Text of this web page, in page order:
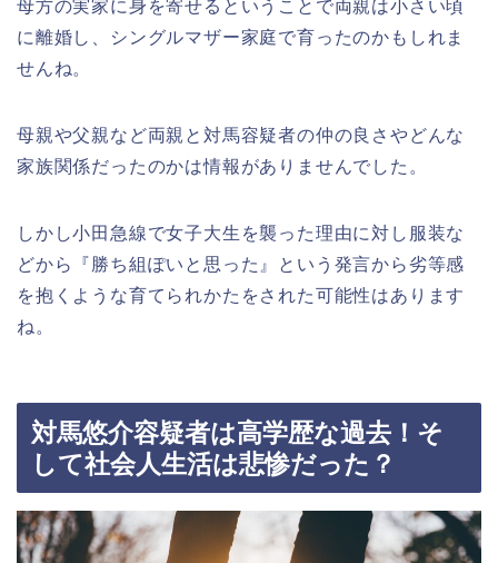
母方の実家に身を寄せるということで両親は小さい頃
に離婚し、シングルマザー家庭で育ったのかもしれま
せんね。
母親や父親など両親と対馬容疑者の仲の良さやどんな
家族関係だったのかは情報がありませんでした。
しかし小田急線で女子大生を襲った理由に対し服装な
どから『勝ち組ぽいと思った』という発言から劣等感
を抱くような育てられかたをされた可能性はあります
ね。
対馬悠介容疑者は高学歴な過去！そ
して社会人生活は悲惨だった？